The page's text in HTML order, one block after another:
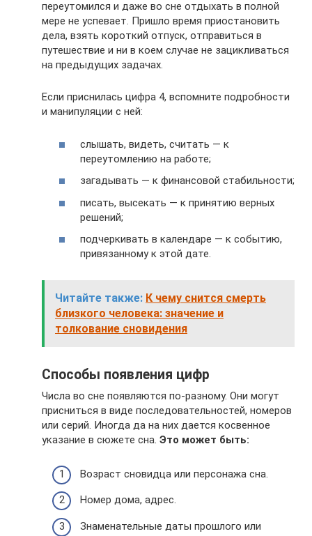
переутомился и даже во сне отдыхать в полной
мере не успевает. Пришло время приостановить
дела, взять короткий отпуск, отправиться в
путешествие и ни в коем случае не зацикливаться
на предыдущих задачах.
Если приснилась цифра 4, вспомните подробности
и манипуляции с ней:
слышать, видеть, считать — к
переутомлению на работе;
загадывать — к финансовой стабильности;
писать, высекать — к принятию верных
решений;
подчеркивать в календаре — к событию,
привязанному к этой дате.
Читайте также: К чему снится смерть
близкого человека: значение и
толкование сновидения
Способы появления цифр
Числа во сне появляются по-разному. Они могут
присниться в виде последовательностей, номеров
или серий. Иногда да на них дается косвенное
указание в сюжете сна. Это может быть:
Возраст сновидца или персонажа сна.
Номер дома, адрес.
Знаменательные даты прошлого или